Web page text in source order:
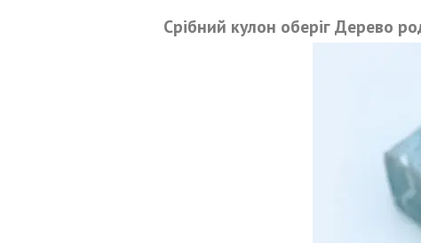
Срібний кулон оберіг Дерево